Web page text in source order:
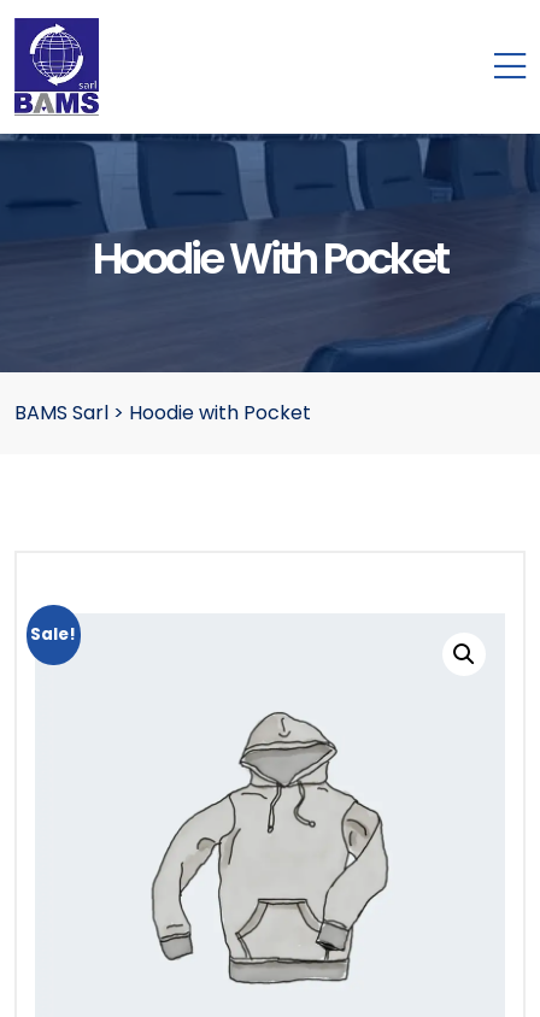
Hoodie With Pocket
BAMS Sarl > Hoodie with Pocket
Sale!